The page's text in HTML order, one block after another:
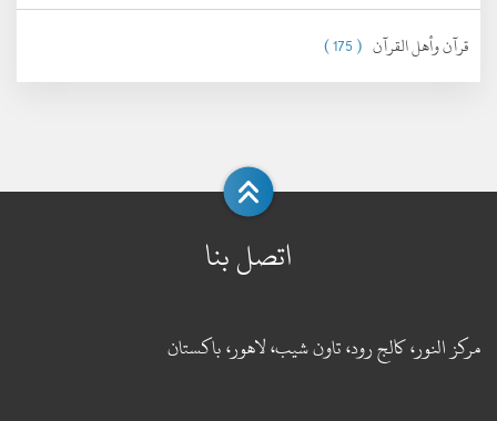
قرآن وأهل القرآن ( 175 )
اتصل بنا
مركز النور، كالج رود، تاون شيب، لاهور، باكستان